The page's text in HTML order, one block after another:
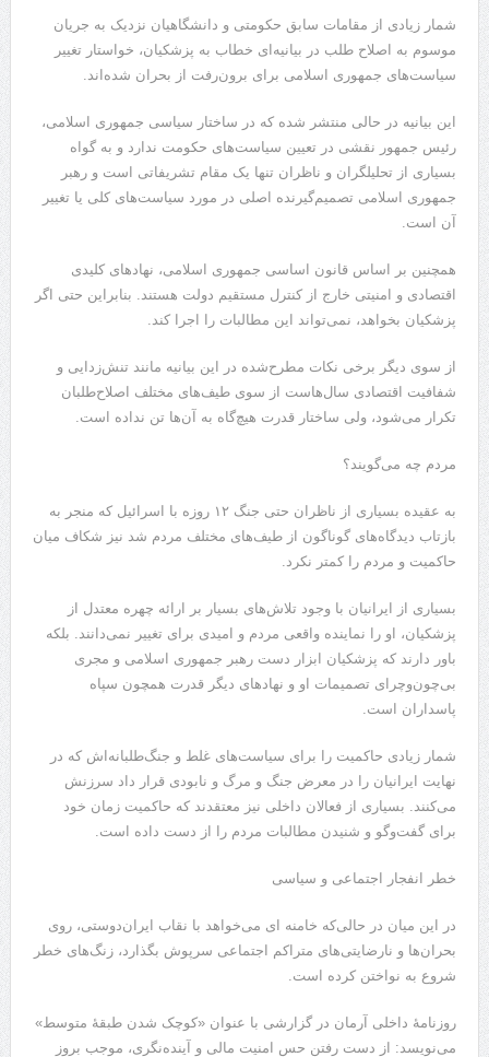
‌شمار زیادی از مقامات سابق حکومتی و دانشگاهیان نزدیک به جریان
موسوم به اصلاح طلب در بیانیه‌ای خطاب به پزشکیان، خواستار تغییر
سیاست‌های جمهوری اسلامی برای برون‌رفت از بحران شده‌اند.
این بیانیه در حالی منتشر شده که در ساختار سیاسی جمهوری اسلامی،
رئیس جمهور نقشی در تعیین سیاست‌های حکومت ندارد و به گواه
بسیاری از تحلیلگران و ناظران تنها یک مقام تشریفاتی است و رهبر
جمهوری اسلامی تصمیم‌گیرنده اصلی در مورد سیاست‌های کلی یا تغییر
آن است.
همچنین بر اساس قانون اساسی جمهوری اسلامی، نهادهای کلیدی
اقتصادی و امنیتی خارج از کنترل مستقیم دولت هستند. بنابراین حتی اگر
پزشکیا‌ن بخواهد، نمی‌تواند این مطالبات را اجرا کند.
از سوی دیگر برخی نکات مطرح‌شده در این بیانیه مانند تنش‌زدایی و
شفافیت اقتصادی سال‌هاست از سوی طیف‌های مختلف اصلاح‌طلبان
تکرار می‌شود، ولی ساختار قدرت هیچ‌گاه به آن‌ها تن نداده است.
مردم چه می‌گویند؟
به عقیده بسیاری از ناظران حتی جنگ ۱۲ روزه با اسرائیل که منجر به
بازتاب دیدگاه‌های گوناگون از طیف‌های مختلف مردم شد نیز شکاف میان
حاکمیت و مردم را کمتر نکرد.
بسیاری از ایرانیان با وجود تلاش‌های بسیار بر ارائه چهره معتدل از
پزشکیان، او را نماینده واقعی مردم و امیدی برای تغییر نمی‌دانند. بلکه
باور دارند که پزشکیان ابزار دست رهبر جمهوری اسلامی و مجری
بی‌چون‌وچرای تصمیمات او و نهادهای دیگر قدرت همچون سپاه
پاسداران است.
شمار زیادی حاکمیت را برای سیاست‌های غلط و جنگ‌طلبانه‌اش که در
نهایت ایرانیان را در معرض جنگ و مرگ و نابودی قرار داد سرزنش
می‌کنند. بسیاری از فعالان داخلی نیز معتقدند که حاکمیت زمان خود
برای گفت‌وگو و شنیدن مطالبات مردم را از دست داده است.
خطر انفجار اجتماعی و سیاسی
در این میان در حالی‌که خامنه ای می‌خواهد با نقاب ایران‌دوستی، روی
بحران‌ها و نارضایتی‌های متراکم اجتماعی سرپوش بگذارد، زنگ‌های خطر
شروع به نواختن کرده است.
روزنامهٔ داخلی آرمان در گزارشی با عنوان «کوچک شدن طبقهٔ متوسط»
می‌نویسد: از دست رفتن حس امنیت مالی و آینده‌نگری، موجب بروز